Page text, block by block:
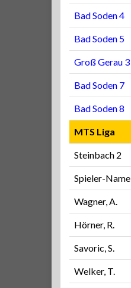
Bad Soden 4
Bad Soden 5
Groß Gerau 3
Bad Soden 7
Bad Soden 8
MTS Liga
Steinbach 2
Spieler-Name
Wagner, A.
Hörner, R.
Savoric, S.
Welker, T.